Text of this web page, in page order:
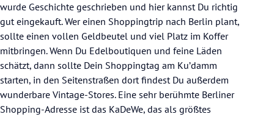
wurde Geschichte geschrieben und hier kannst Du richtig
gut eingekauft. Wer einen Shoppingtrip nach Berlin plant,
sollte einen vollen Geldbeutel und viel Platz im Koffer
mitbringen. Wenn Du Edelboutiquen und feine Läden
schätzt, dann sollte Dein Shoppingtag am Ku’damm
starten, in den Seitenstraßen dort findest Du außerdem
wunderbare Vintage-Stores. Eine sehr berühmte Berliner
Shopping-Adresse ist das KaDeWe, das als größtes